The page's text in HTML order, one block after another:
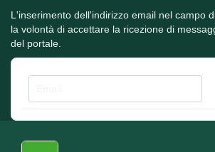
L'inserimento dell'indirizzo email nel campo
la volontà di accettare la ricezione di
del portale.